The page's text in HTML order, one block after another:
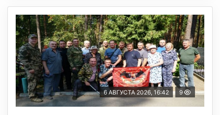
6 АВГУСТА 2026, 16:42 9